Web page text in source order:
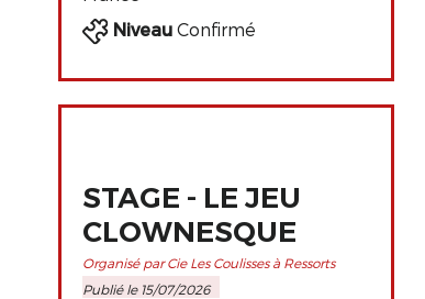
NiveauConfirmé
STAGE - LE JEU
CLOWNESQUE
Organisé par Cie Les Coulisses à Ressorts
Publié le 15/07/2026